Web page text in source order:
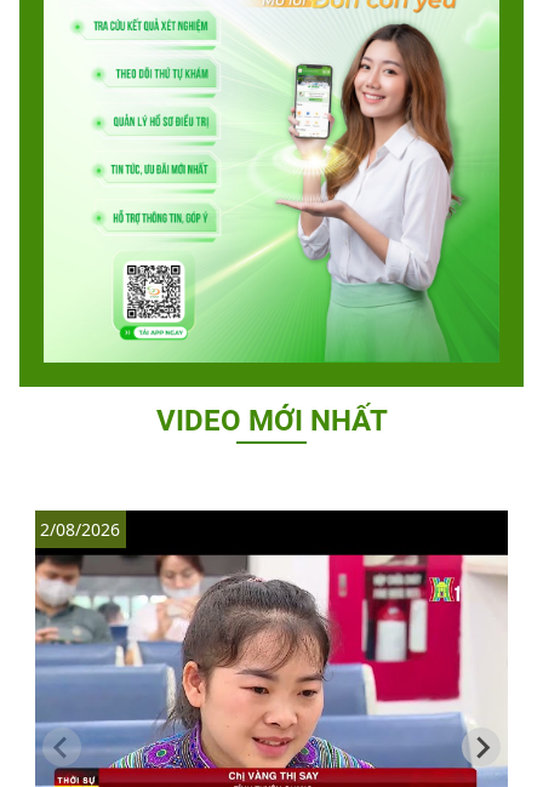
VIDEO MỚI NHẤT
2/08/2026